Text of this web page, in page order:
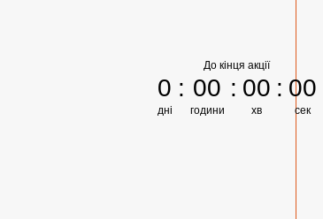
До кінця акції
0
дні
00
години
00
хв
00
сек